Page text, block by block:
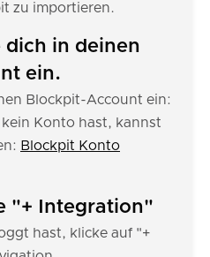
zu importieren.
dich in deinen
ein.
Blockpit-Account ein:
Konto hast, kannst
Blockpit Konto
"+ Integration"
hast, klicke auf "+